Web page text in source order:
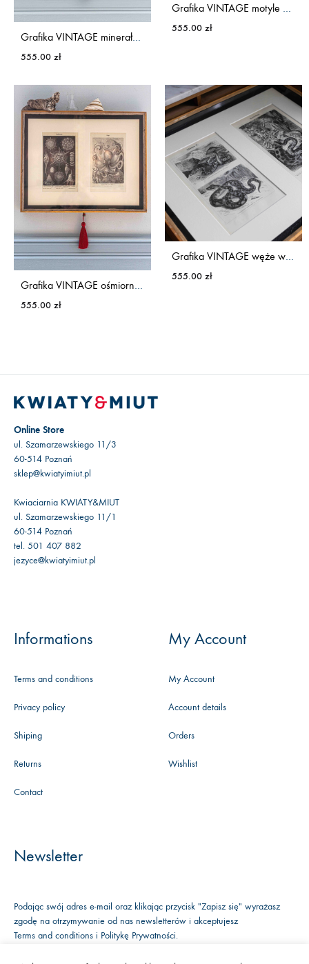
Grafika VINTAGE minerały w drewnianej ramie
555.00 zł
Grafika VINTAGE motyle w drewnianej ramie
555.00 zł
Grafika VINTAGE ośmiornica w drewnianej ramie
555.00 zł
Grafika VINTAGE węże w drewnianej ramie
555.00 zł
Online Store
ul. Szamarzewskiego 11/3
60-514 Poznań
sklep@kwiatyimiut.pl
Kwiaciarnia KWIATY&MIUT
ul. Szamarzewskiego 11/1
60-514 Poznań
tel. 501 407 882
jezyce@kwiatyimiut.pl
Informations
Terms and conditions
Privacy policy
Shiping
Returns
Contact
My Account
My Account
Account details
Orders
Wishlist
Newsletter
Podając swój adres e-mail oraz klikając przycisk "Zapisz się" wyrażasz
zgodę na otrzymywanie od nas newsletterów i akceptujesz
Terms and conditions i Politykę Prywatności.